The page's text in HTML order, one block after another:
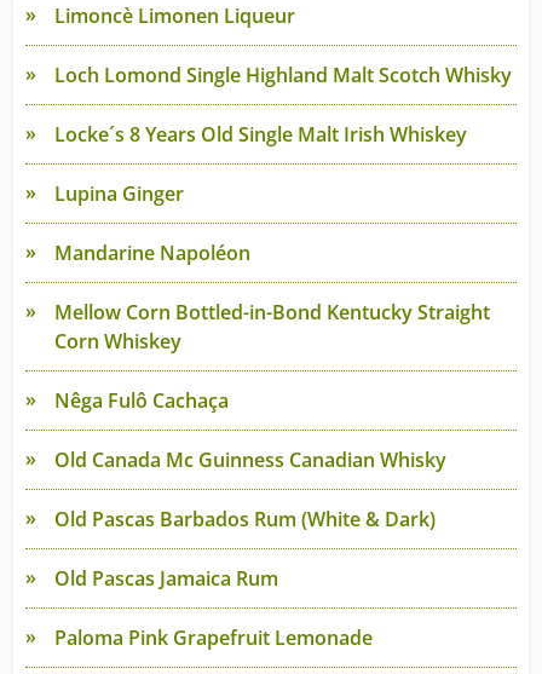
Limoncè Limonen Liqueur
Loch Lomond Single Highland Malt Scotch Whisky
Locke´s 8 Years Old Single Malt Irish Whiskey
Lupina Ginger
Mandarine Napoléon
Mellow Corn Bottled-in-Bond Kentucky Straight
Corn Whiskey
Nêga Fulô Cachaça
Old Canada Mc Guinness Canadian Whisky
Old Pascas Barbados Rum (White & Dark)
Old Pascas Jamaica Rum
Paloma Pink Grapefruit Lemonade